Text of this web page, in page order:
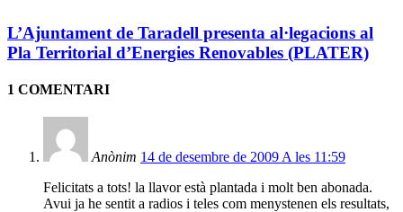
L’Ajuntament de Taradell presenta al·legacions al
Pla Territorial d’Energies Renovables (PLATER)
1 COMENTARI
Anònim 14 de desembre de 2009 A les 11:59
Felicitats a tots! la llavor està plantada i molt ben abonada.
Avui ja he sentit a radios i teles com menystenen els resultats,